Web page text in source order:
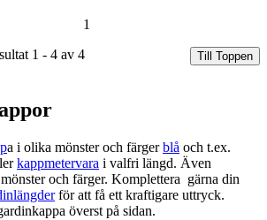
1
1 - 4 av 4
Till Toppen
a i olika mönster och färgerblå och t.ex.
kappmetervara i valfri längd. Även
och färger. Komplettera gärna din
för att få ett kraftigare uttryck.
överst på sidan.